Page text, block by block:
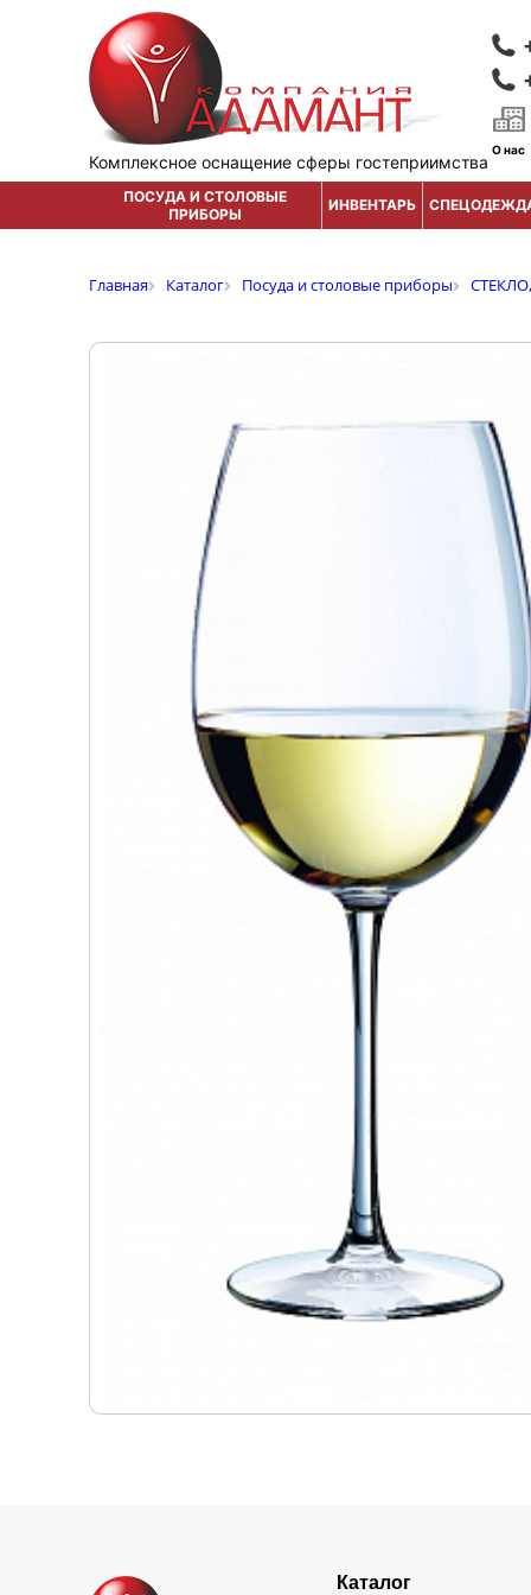
Комплексное оснащение сферы гостеприимства
О нас
ПОСУДА И СТОЛОВЫЕ
ПРИБОРЫ
ИНВЕНТАРЬ
Главная Каталог Посуда и столовые приборы
Каталог